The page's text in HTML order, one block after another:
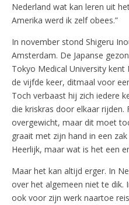
Nederland wat kan leren uit
Amerika werd ik zelf obees.”
In november stond Shigeru
Amsterdam. De Japanse
Tokyo Medical University
de vijfde keer, ditmaal voor
Toch verbaast hij zich iedere
die kriskras door elkaar
overgewicht, maar dit moet
graait met zijn hand in een
Heerlijk, maar wat is het een
Maar het kan altijd erger. In
over het algemeen niet te dik.
ook voor zijn werk naartoe